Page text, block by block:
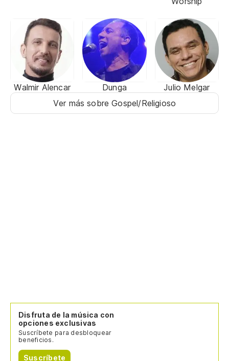
Walmir Alencar Dunga
Julio Melgar
Ver más sobre Gospel/Religioso
Disfruta de la música con
opciones exclusivas
Suscríbete para desbloquear
beneficios.
Suscríbete